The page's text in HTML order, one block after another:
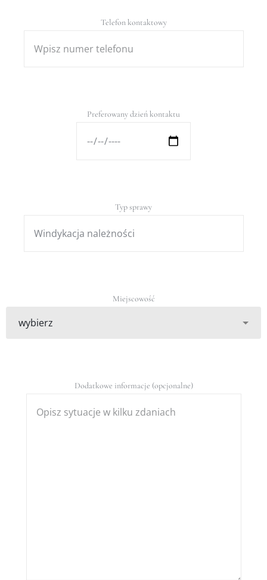
Telefon kontaktowy
Preferowany dzień kontaktu
Typ sprawy
Miejscowość
Dodatkowe informacje (opcjonalne)